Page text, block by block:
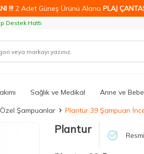
!!! 2 Adet Güneş Ürünü Alana PLAJ
Destek Hattı
Sağlık ve Medikal Anne ve
Şampuanlar Plantur 39 Şampuan
Plantur